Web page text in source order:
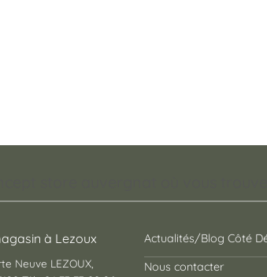
à Lezoux
Neuve LEZOUX,
Actualités/Blog Côté
Nous contacter